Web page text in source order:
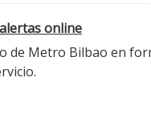
online
Metro Bilbao en